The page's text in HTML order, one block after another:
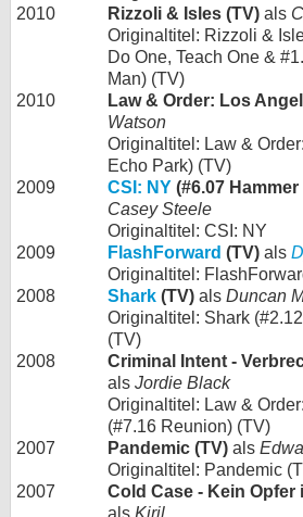
2010
Rizzoli & Isles (TV) als
Originaltitel: Rizzoli &
Do One, Teach One &
Man) (TV)
2010
Law & Order: Los
Watson
Originaltitel: Law &
Echo Park) (TV)
2009
CSI: NY (#6.07
Casey Steele
Originaltitel: CSI: NY
2009
FlashForward (TV) als
Originaltitel:
2008
Shark (TV) als Duncan
Originaltitel: Shark
(TV)
2008
Criminal Intent -
als Jordie Black
Originaltitel: Law &
(#7.16 Reunion) (TV)
2007
Pandemic (TV) als
Originaltitel: Pandemic
2007
Cold Case - Kein Opfer
als Kiril